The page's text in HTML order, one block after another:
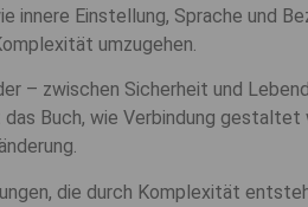
innere Einstellung, Sprache und
umzugehen.
– zwischen Sicherheit und
Buch, wie Verbindung gestaltet
die durch Komplexität